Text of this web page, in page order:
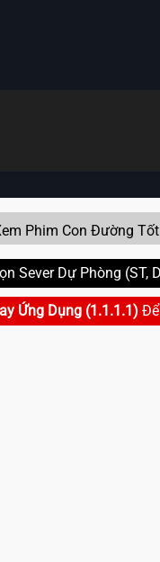
Phim Con Đường
Sever Dự Phòng (ST,
Ứng Dụng (1.1.1.1)